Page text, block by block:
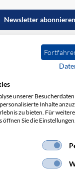
Newsletter abonnieren
Haftungsausschluss
unserer
Inhalte
zu bieten. Für
Sie die Einstellungen.